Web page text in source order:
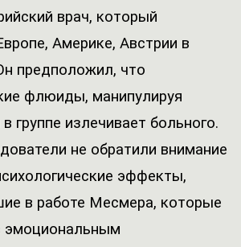
врач, который
Америке, Австрии в
предположил, что
флюиды, манипулируя
группе излечивает больного.
не обратили внимание
эффекты,
в работе Месмера, которые
эмоциональным